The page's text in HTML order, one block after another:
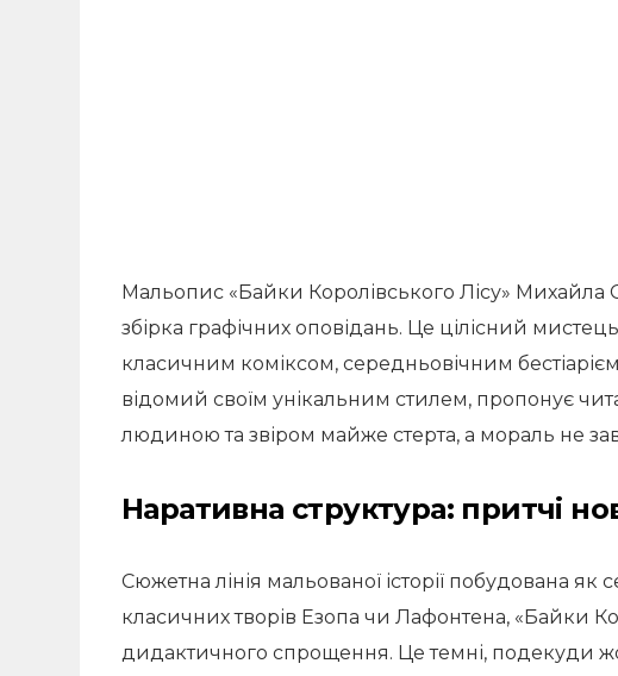
Мальопис «Байки Королівського Лісу» Михайла
збірка графічних оповідань. Це цілісний
класичним коміксом, середньовічним
відомий своїм унікальним стилем, пропонує
людиною та звіром майже стерта, а мораль не
Наративна структура: притчі
Сюжетна лінія мальованої історії побудована як
класичних творів Езопа чи Лафонтена, «Байки
дидактичного спрощення. Це темні, подекуди